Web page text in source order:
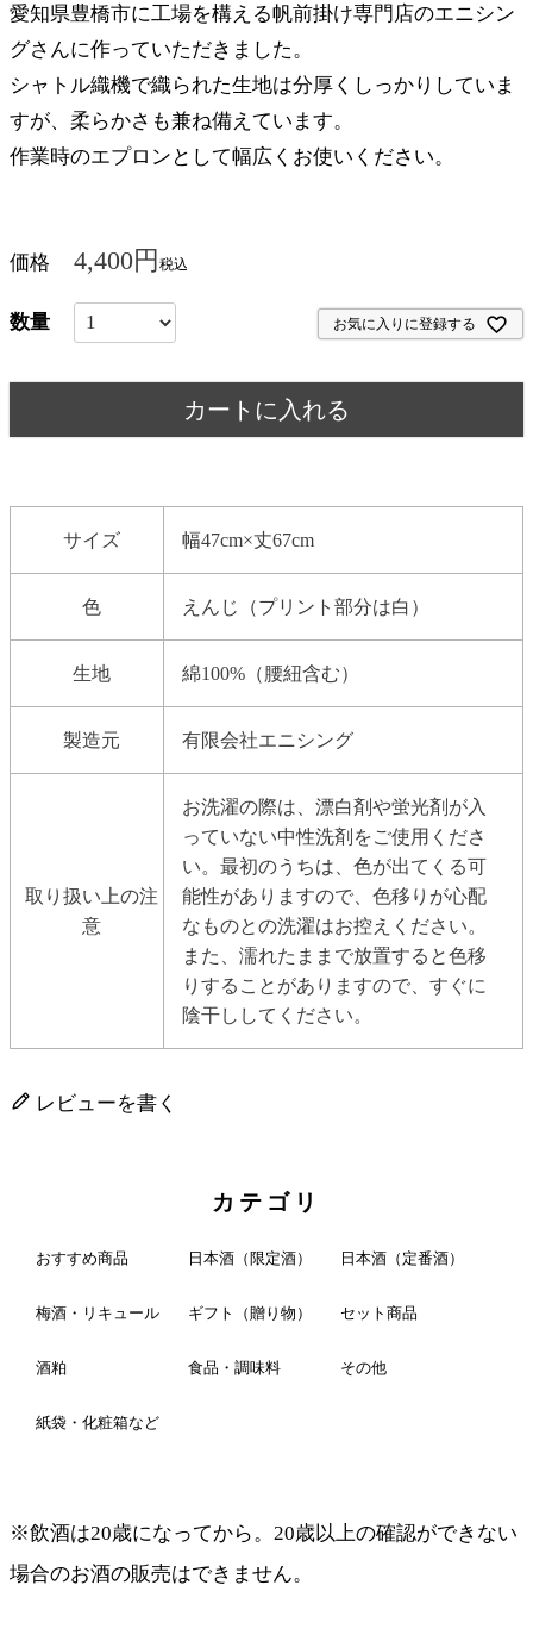
愛知県豊橋市に工場を構える帆前掛け専門店のエニシン
グさんに作っていただきました。
シャトル織機で織られた生地は分厚くしっかりしていま
すが、柔らかさも兼ね備えています。
作業時のエプロンとして幅広くお使いください。
価格 4,400 税込
お気に入りに登録する
カートに入れる
サイズ 幅47cm×丈67cm
色 えんじ（プリント部分は白）
生地 綿100%（腰紐含む）
製造元 有限会社エニシング
取り扱い上の注
意
お洗濯の際は、漂白剤や蛍光剤が入
っていない中性洗剤をご使用くださ
い。最初のうちは、色が出てくる可
能性がありますので、色移りが心配
なものとの洗濯はお控えください。
また、濡れたままで放置すると色移
りすることがありますので、すぐに
陰干ししてください。
レビューを書く
カテゴリ
おすすめ商品 日本酒（限定酒） 日本酒（定番酒）
梅酒・リキュール ギフト（贈り物） セット商品
酒粕 食品・調味料 その他
紙袋・化粧箱など
※飲酒は20歳になってから。20歳以上の確認ができない
場合のお酒の販売はできません。